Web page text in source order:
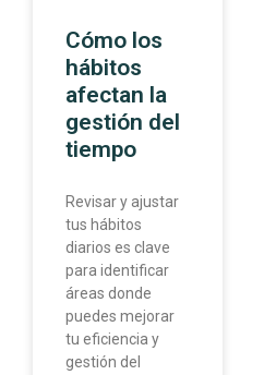
Cómo los
hábitos
afectan la
gestión del
tiempo
Revisar y ajustar
tus hábitos
diarios es clave
para identificar
áreas donde
puedes mejorar
tu eficiencia y
gestión del